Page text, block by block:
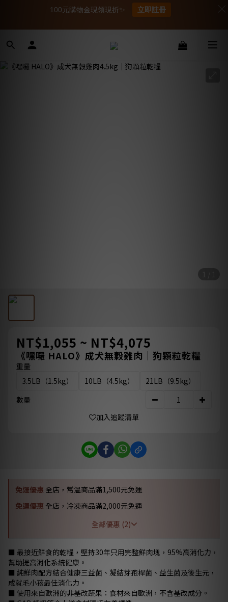
NT$1,055 ~ NT$4,075
《嘿囉 HALO》成犬無穀雞肉｜狗顆粒乾糧
重量
3.5LB（1.5kg）
10LB（4.5kg）
21LB（9.5kg）
數量
加入追蹤清單
免運優惠 全店，常溫商品滿1,500元免運
免運優惠 全店，冷凍商品滿2,000元免運
全部優惠 (2)
■ 最接近鮮食的乾糧，堅持30年只用完整鮮肉塊，95%高消化力，
幫助提高消化系統健康。
■ 純鮮肉配方結合健康三益菌、凝結芽孢桿菌、益生菌及後生元，
成就毛小孩最佳消化力。
■ 使用來自歐洲的非基改蔬果：食材來自歐洲，不含基改成分。
100元購物金現領現折✨ 立即註冊